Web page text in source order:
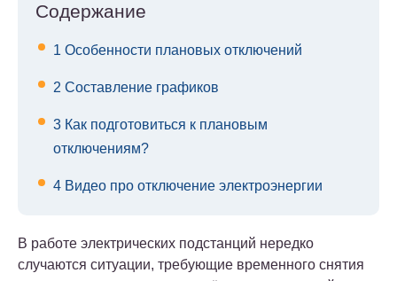
Содержание
1 Особенности плановых отключений
2 Составление графиков
3 Как подготовиться к плановым
отключениям?
4 Видео про отключение электроэнергии
В работе электрических подстанций нередко
случаются ситуации, требующие временного снятия